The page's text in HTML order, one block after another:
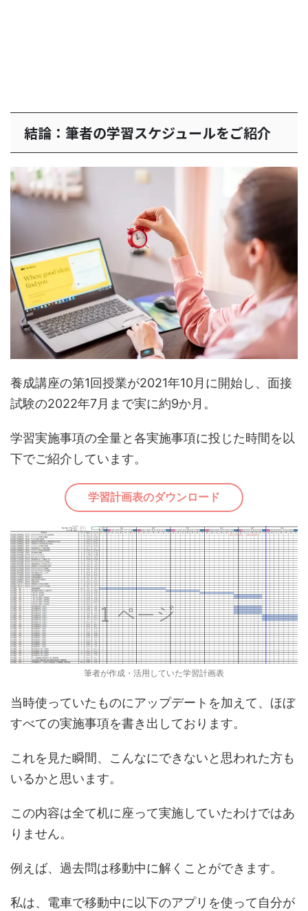
結論：筆者の学習スケジュールをご紹介
養成講座の第1回授業が2021年10月に開始し、面接
試験の2022年7月まで実に約9か月。
学習実施事項の全量と各実施事項に投じた時間を以
下でご紹介しています。
学習計画表のダウンロード
筆者が作成・活用していた学習計画表
当時使っていたものにアップデートを加えて、ほぼ
すべての実施事項を書き出しております。
これを見た瞬間、こんなにできないと思われた方も
いるかと思います。
この内容は全て机に座って実施していたわけではあ
りません。
例えば、過去問は移動中に解くことができます。
私は、電車で移動中に以下のアプリを使って自分が